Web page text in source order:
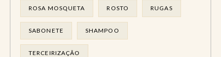
ROSA MOSQUETA ROSTO RUGAS
SABONETE SHAMPOO
TERCEIRIZAÇÃO